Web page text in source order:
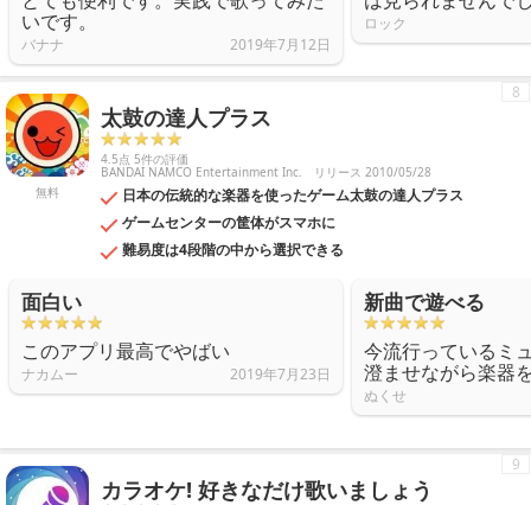
いです。
バナナ 2019年7月12日
ロック
無料
太鼓の達人プラス
4.5点 5件の評価
BANDAI NAMCO Entertainment Inc. リリース 2010/05/28
日本の伝統的な楽器を使ったゲーム太鼓の達人プラス
ゲームセンターの筐体がスマホに
難易度は4段階の中から選択できる
8
面白い
このアプリ最高でやばい
ナカムー 2019年7月23日
新曲で遊べる
今流行っているミ
澄ませながら楽器
ぬくせ
カラオケ! 好きなだけ歌いましょう
9